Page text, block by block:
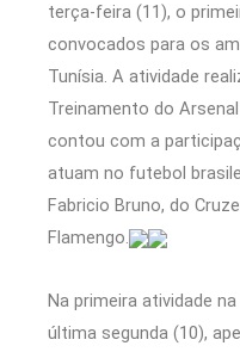
terça-feira (11), o
convocados para os
Tunísia. A atividade
Treinamento do
contou com a
atuam no futebol
Fabricio Bruno, do
Flamengo.
Na primeira atividade
última segunda (10),